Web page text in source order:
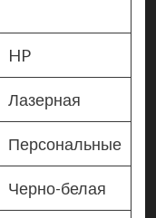
HP
Лазерная
Персональные
Черно-белая